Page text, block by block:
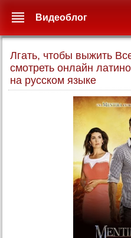
Лгать, чтобы выжить
смотреть онлайн
на русском языке
Видеоблог